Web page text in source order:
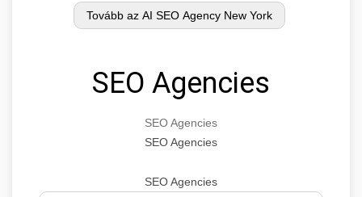
SEO Agencies
SEO Agencies
SEO Agencies
SEO Agencies